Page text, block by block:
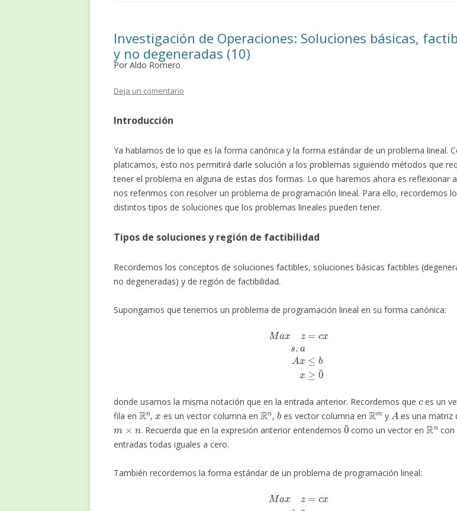
Investigación de Operaciones: Soluciones básicas,
y no degeneradas (10)
Por Aldo Romero
Deja un comentario
Introducción
Ya hablamos de lo que es la forma canónica y la forma estándar de un problema lineal.
platicamos, esto nos permitirá darle solución a los problemas siguiendo métodos que
tener el problema en alguna de estas dos formas. Lo que haremos ahora es reflexionar
nos referimos con resolver un problema de programación lineal. Para ello, recordemos
distintos tipos de soluciones que los problemas lineales pueden tener.
Tipos de soluciones y región de factibilidad
Recordemos los conceptos de soluciones factibles, soluciones básicas factibles
no degeneradas) y de región de factibilidad.
Supongamos que tenemos un problema de programación lineal en su forma canónica:
z=cxs aA ≤bx
donde usamos la misma notación que en la entrada anterior. Recordemos que
es un
fila en
Rn
,
x
es un vector columna en
Rn
,
b
es vector columna en
Rm
y
A
es una matriz
m×n
. Recuerda que en la expresión anterior entendemos
0¯
como un vector en
Rn
con
entradas todas iguales a cero.
También recordemos la forma estándar de un problema de programación lineal:
z=cxs aA =bx